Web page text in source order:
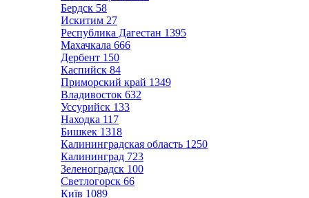
Бердск 58
Искитим 27
Республика Дагестан 1395
Махачкала 666
Дербент 150
Каспийск 84
Приморский край 1349
Владивосток 632
Уссурийск 133
Находка 117
Бишкек 1318
Калининградская область 1250
Калининград 723
Зеленоградск 100
Светлогорск 66
Київ 1089